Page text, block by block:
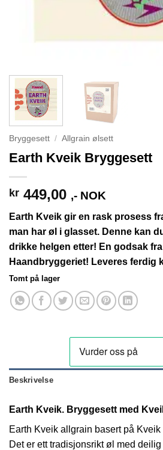
Bryggesett / Allgrain ølsett
Earth Kveik Bryggesett
kr 449,00 ,- NOK
Earth Kveik gir en rask prosess
man har øl i glasset. Denne kan
drikke helgen etter! En godsak fra
Haandbryggeriet! Leveres ferdig
Tomt på lager
Beskrivelse
Earth Kveik. Bryggesett med
Earth Kveik allgrain basert på Kveik
Det er ett tradisjonsrikt øl med